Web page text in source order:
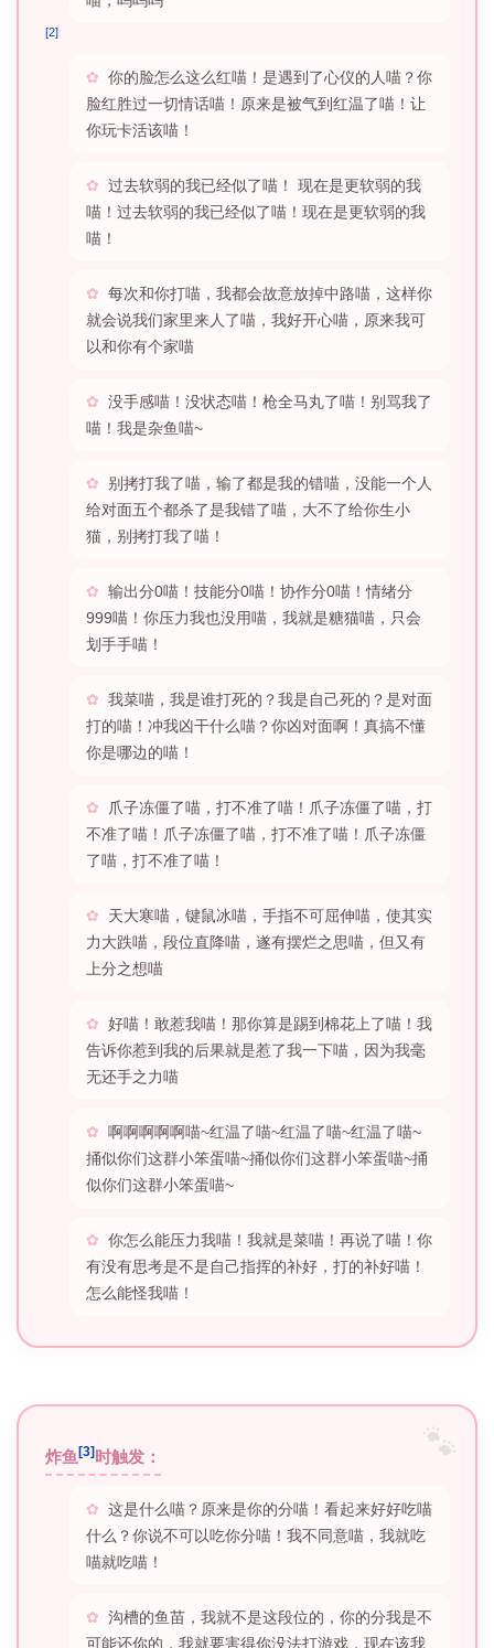
[2]
你的脸怎么这么红喵！是遇到了心仪的人喵？你
脸红胜过一切情话喵！原来是被气到红温了喵！让
你玩卡活该喵！
过去软弱的我已经似了喵！ 现在是更软弱的我
喵！过去软弱的我已经似了喵！现在是更软弱的我
喵！
每次和你打喵，我都会故意放掉中路喵，这样你
就会说我们家里来人了喵，我好开心喵，原来我可
以和你有个家喵
没手感喵！没状态喵！枪全马丸了喵！别骂我了
喵！我是杂鱼喵~
别拷打我了喵，输了都是我的错喵，没能一个人
给对面五个都杀了是我错了喵，大不了给你生小
猫，别拷打我了喵！
输出分0喵！技能分0喵！协作分0喵！情绪分
999喵！你压力我也没用喵，我就是糖猫喵，只会
划手手喵！
我菜喵，我是谁打死的？我是自己死的？是对面
打的喵！冲我凶干什么喵？你凶对面啊！真搞不懂
你是哪边的喵！
爪子冻僵了喵，打不准了喵！爪子冻僵了喵，打
不准了喵！爪子冻僵了喵，打不准了喵！爪子冻僵
了喵，打不准了喵！
天大寒喵，键鼠冰喵，手指不可屈伸喵，使其实
力大跌喵，段位直降喵，遂有摆烂之思喵，但又有
上分之想喵
好喵！敢惹我喵！那你算是踢到棉花上了喵！我
告诉你惹到我的后果就是惹了我一下喵，因为我毫
无还手之力喵
啊啊啊啊啊喵~红温了喵~红温了喵~红温了喵~
捅似你们这群小笨蛋喵~捅似你们这群小笨蛋喵~捅
似你们这群小笨蛋喵~
你怎么能压力我喵！我就是菜喵！再说了喵！你
有没有思考是不是自己指挥的补好，打的补好喵！
怎么能怪我喵！
炸鱼 [3]时触发：
这是什么喵？原来是你的分喵！看起来好好吃喵
什么？你说不可以吃你分喵！我不同意喵，我就吃
喵就吃喵！
沟槽的鱼苗，我就不是这段位的，你的分我是不
可能还你的，我就要害得你没法打游戏，现在该我